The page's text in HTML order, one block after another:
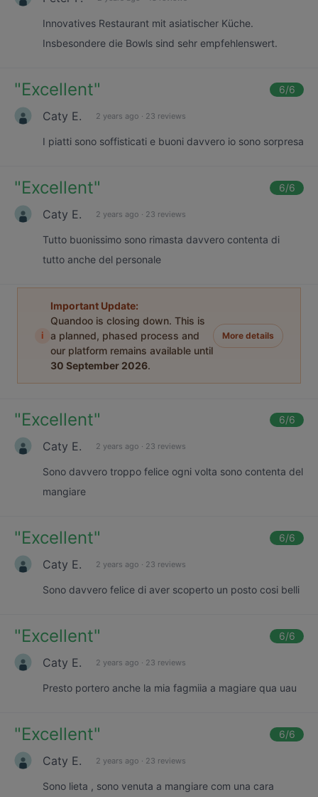
Innovatives Restaurant mit asiatischer Küche.
Insbesondere die Bowls sind sehr empfehlenswert.
"Excellent" 6/6
Caty E. 2 years ago · 23 reviews
I piatti sono soffisticati e buoni davvero io sono sorpresa
"Excellent" 6/6
Caty E. 2 years ago · 23 reviews
Tutto buonissimo sono rimasta davvero contenta di
tutto anche del personale
i
Important Update:
Quandoo is closing down. This is
a planned, phased process and
our platform remains available until
30 September 2026.
More details
"Excellent" 6/6
Caty E. 2 years ago · 23 reviews
Sono davvero troppo felice ogni volta sono contenta del
mangiare
"Excellent" 6/6
Caty E. 2 years ago · 23 reviews
Sono davvero felice di aver scoperto un posto cosi belli
"Excellent" 6/6
Caty E. 2 years ago · 23 reviews
Presto portero anche la mia fagmiia a magiare qua uau
"Excellent" 6/6
Caty E. 2 years ago · 23 reviews
Sono lieta , sono venuta a mangiare com una cara